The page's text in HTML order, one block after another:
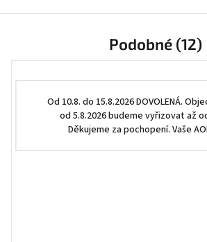
Od 10.8. do 15.8.2026 DOVOLENÁ.
od 5.8.2026 budeme vyřizovat až
Děkujeme za pochopení. Vaše
Podobné (12)